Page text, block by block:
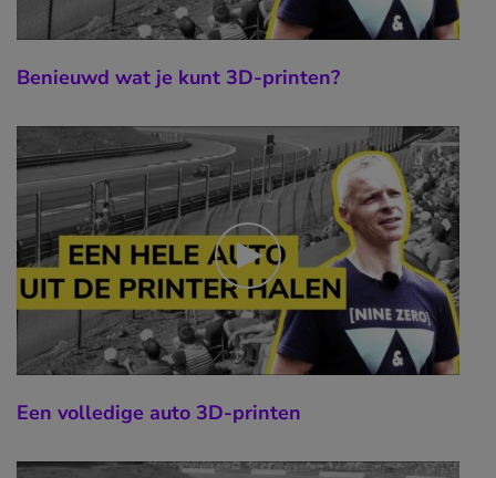
Benieuwd wat je kunt 3D-printen?
Een volledige auto 3D-printen